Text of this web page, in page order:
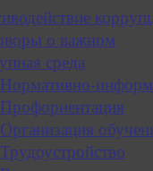
о важном
среда
Нормативно-
Профориентация
Организация
Трудоустройство